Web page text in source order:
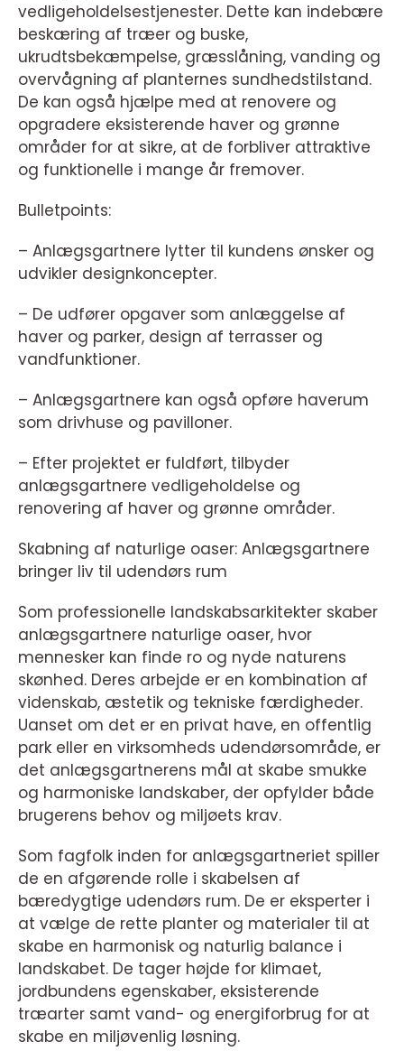
vedligeholdelsestjenester. Dette kan indebære
beskæring af træer og buske,
ukrudtsbekæmpelse, græsslåning, vanding og
overvågning af planternes sundhedstilstand.
De kan også hjælpe med at renovere og
opgradere eksisterende haver og grønne
områder for at sikre, at de forbliver attraktive
og funktionelle i mange år fremover.
Bulletpoints:
– Anlægsgartnere lytter til kundens ønsker og
udvikler designkoncepter.
– De udfører opgaver som anlæggelse af
haver og parker, design af terrasser og
vandfunktioner.
– Anlægsgartnere kan også opføre haverum
som drivhuse og pavilloner.
– Efter projektet er fuldført, tilbyder
anlægsgartnere vedligeholdelse og
renovering af haver og grønne områder.
Skabning af naturlige oaser: Anlægsgartnere
bringer liv til udendørs rum
Som professionelle landskabsarkitekter skaber
anlægsgartnere naturlige oaser, hvor
mennesker kan finde ro og nyde naturens
skønhed. Deres arbejde er en kombination af
videnskab, æstetik og tekniske færdigheder.
Uanset om det er en privat have, en offentlig
park eller en virksomheds udendørsområde, er
det anlægsgartnerens mål at skabe smukke
og harmoniske landskaber, der opfylder både
brugerens behov og miljøets krav.
Som fagfolk inden for anlægsgartneriet spiller
de en afgørende rolle i skabelsen af
bæredygtige udendørs rum. De er eksperter i
at vælge de rette planter og materialer til at
skabe en harmonisk og naturlig balance i
landskabet. De tager højde for klimaet,
jordbundens egenskaber, eksisterende
træarter samt vand- og energiforbrug for at
skabe en miljøvenlig løsning.